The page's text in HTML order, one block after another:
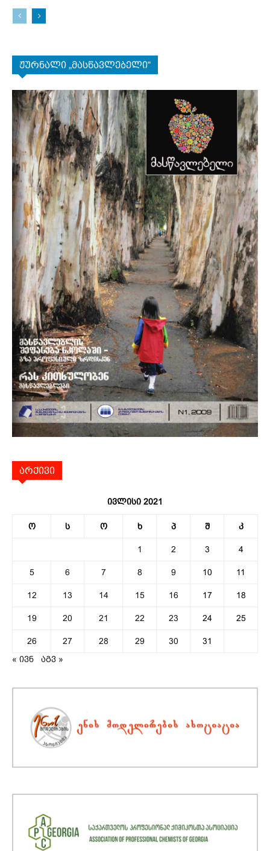
ჟურნალი „მასწავლებელი“
არქივი
ივლისი 2021
ო ს ო ხ პ შ კ
1 2 3 4
5 6 7 8 9 10 11
12 13 14 15 16 17 18
19 20 21 22 23 24 25
26 27 28 29 30
31
« ივნ
აგვ »